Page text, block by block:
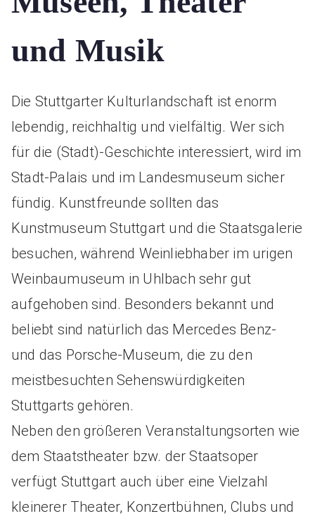
und Musik
Die Stuttgarter Kulturlandschaft ist enorm
lebendig, reichhaltig und vielfältig. Wer sich
für die (Stadt)-Geschichte interessiert, wird im
Stadt-Palais und im Landesmuseum sicher
fündig. Kunstfreunde sollten das
Kunstmuseum Stuttgart und die Staatsgalerie
besuchen, während Weinliebhaber im urigen
Weinbaumuseum in Uhlbach sehr gut
aufgehoben sind. Besonders bekannt und
beliebt sind natürlich das Mercedes Benz-
und das Porsche-Museum, die zu den
meistbesuchten Sehenswürdigkeiten
Stuttgarts gehören.
Neben den größeren Veranstaltungsorten wie
dem Staatstheater bzw. der Staatsoper
verfügt Stuttgart auch über eine Vielzahl
kleinerer Theater, Konzertbühnen, Clubs und